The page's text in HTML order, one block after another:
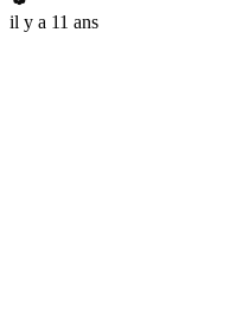
il y a 11 ans